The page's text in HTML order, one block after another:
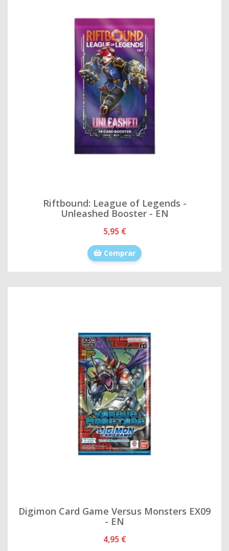
Riftbound: League of Legends -
Unleashed Booster - EN
5,95 €
Comprar
Digimon Card Game Versus Monsters EX09
- EN
4,95 €